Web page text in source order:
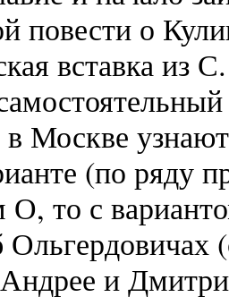
повести о
вставка из
в Москве
(по ряду
О, то с
Ольгердовичах
и